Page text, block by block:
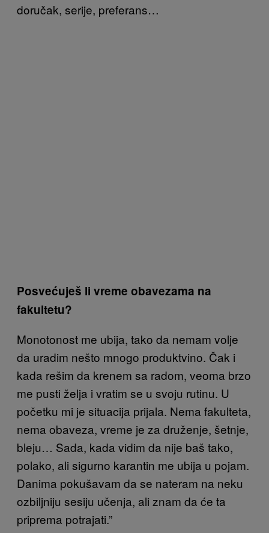
doručak, serije, preferans…
Posvećuješ li vreme obavezama na
fakultetu?
Monotonost me ubija, tako da nemam volje
da uradim nešto mnogo produktvino. Čak i
kada rešim da krenem sa radom, veoma brzo
me pusti želja i vratim se u svoju rutinu. U
početku mi je situacija prijala. Nema fakulteta,
nema obaveza, vreme je za druženje, šetnje,
bleju… Sada, kada vidim da nije baš tako,
polako, ali sigurno karantin me ubija u pojam.
Danima pokušavam da se nateram na neku
ozbiljniju sesiju učenja, ali znam da će ta
priprema potrajati.”